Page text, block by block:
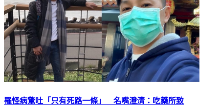
罹怪病驚吐「只有死路一條」 名嘴澄清：吃藥所致